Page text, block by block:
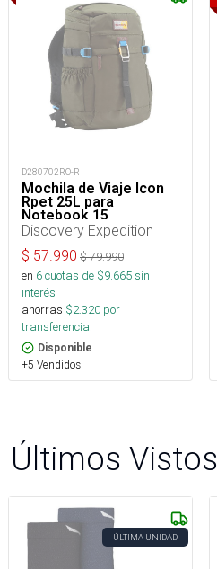
D280702RO-R
Mochila de Viaje Icon
Rpet 25L para
Notebook 15
Discovery Expedition
$ 57.990 $79.990
en 6cuotas de $9.665sin
interés
ahorras $2.320 por
transferencia.
Disponible
+5 Vendidos
Últimos Vistos
ÚLTIMA UNIDAD